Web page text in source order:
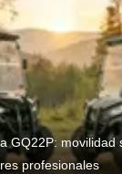
GQ22P: movilidad
profesionales